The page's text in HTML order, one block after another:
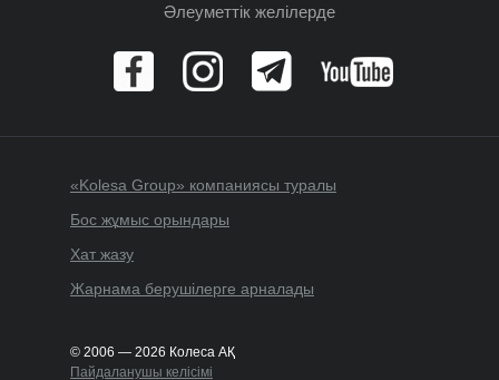
Әлеуметтік желілерде
«Kolesa Group» компаниясы туралы
Бос жұмыс орындары
Хат жазу
Жарнама берушілерге арналады
© 2006 — 2026 Колеса АҚ
Пайдаланушы келісімі